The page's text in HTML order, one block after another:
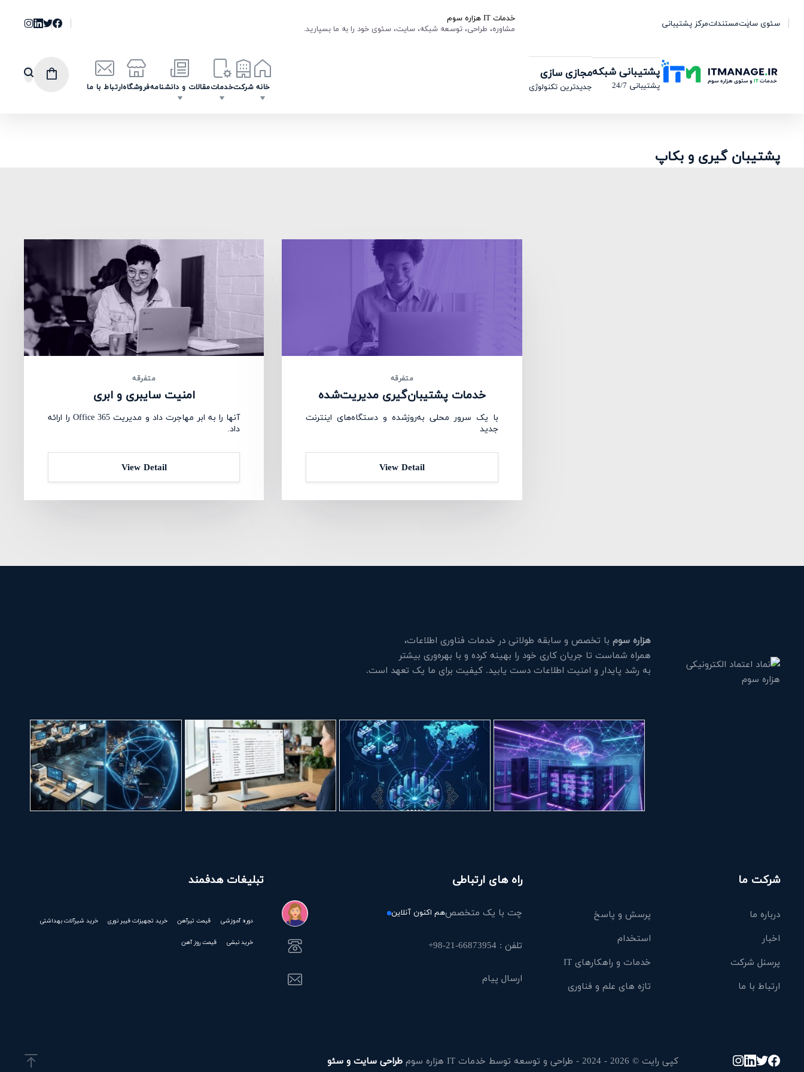
خدمات IT هزاره سوم
مشاوره، طراحی، توسعه شبکه، سایت، سئوی خود را به ما بسپارید.
سئوی سایتمستنداتمرکز پشتیبانی
خانه شرکتخدماتمقالات و دانشنامهفروشگاهارتباط با ما
پشتیبانی شبکه
پشتیبانی 24/7
مجازی سازی
جدیدترین تکنولوژی
پشتیبان گیری و بکاپ
متفرقه
امنیت سایبری و ابری
آنها را به ابر مهاجرت داد و مدیریت Office 365 را ارائه
داد.
View Detail
متفرقه
خدمات پشتیبان‌گیری مدیریت‌شده
با یک سرور محلی به‌روزشده و دستگاه‌های اینترنت
جدید
View Detail
هزاره سومبا تخصص و سابقه طولانی در خدمات فناوری اطلاعات،
همراه شماست تا جریان کاری خود را بهینه کرده و با بهره‌وری بیشتر
به رشد پایدار و امنیت اطلاعات دست یابید. کیفیت برای ما یک تعهد است.
شرکت ما
درباره ما
پرسش و پاسخ
اخبار
استخدام
پرسنل شرکت
خدمات و راهکارهای IT
ارتباط با ما
تازه های علم و فناوری
راه های ارتباطی
چت با یک متخصصهم اکنون آنلاین
تلفن : 66873954-21-98+
ارسال پیام
تبلیغات هدفمند
دوره آموزشی قیمت تیرآهن خرید تجهیزات فیبر نوری خرید شیرآلات بهداشتی
خرید نبشی قیمت روز آهن
کپی رایت © 2026 - 2024 - طراحی و توسعه توسط خدمات IT هزاره سوم طراحی سایت و سئو